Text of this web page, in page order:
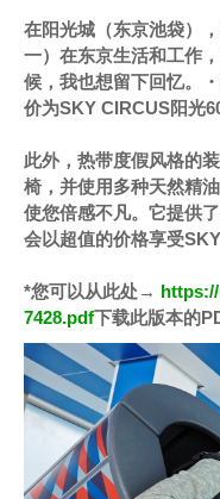
在阳光城（东京池袋）
一）在东京生活和工作
候，我也想留下回忆。
价为SKY CIRCUS阳光
此外，热带度假风格的
椅，并使用多种天然精
使您倍感不凡。它提供
会以超值的价格享受
*您可以从此处→
7428.pdf下载此版本的